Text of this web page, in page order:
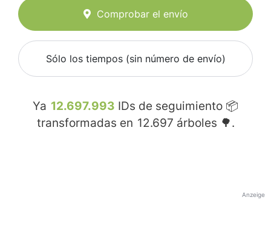
Comprobar el envío
Sólo los tiempos (sin número de envío)
Ya 12.697.993 IDs de seguimiento 📦
transformadas en 12.697 árboles 🌳.
Anzeige